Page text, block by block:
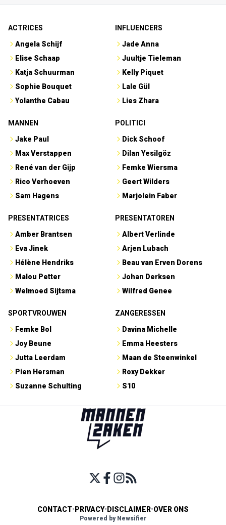
ACTRICES
Angela Schijf
Elise Schaap
Katja Schuurman
Sophie Bouquet
Yolanthe Cabau
INFLUENCERS
Jade Anna
Juultje Tieleman
Kelly Piquet
Lale Gül
Lies Zhara
MANNEN
Jake Paul
Max Verstappen
René van der Gijp
Rico Verhoeven
Sam Hagens
POLITICI
Dick Schoof
Dilan Yesilgöz
Femke Wiersma
Geert Wilders
Marjolein Faber
PRESENTATRICES
Amber Brantsen
Eva Jinek
Hélène Hendriks
Malou Petter
Welmoed Sijtsma
PRESENTATOREN
Albert Verlinde
Arjen Lubach
Beau van Erven Dorens
Johan Derksen
Wilfred Genee
SPORTVROUWEN
Femke Bol
Joy Beune
Jutta Leerdam
Pien Hersman
Suzanne Schulting
ZANGERESSEN
Davina Michelle
Emma Heesters
Maan de Steenwinkel
Roxy Dekker
S10
CONTACT• PRIVACY• DISCLAIMER•OVER ONS
Powered by Newsifier